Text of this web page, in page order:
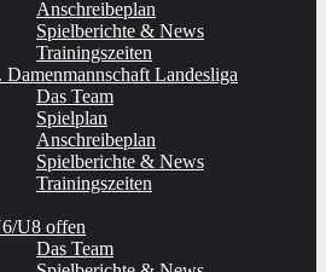
Anschreibeplan
Spielberichte & News
Trainingszeiten
Damenmannschaft Landesliga
Das Team
Spielplan
Anschreibeplan
Spielberichte & News
Trainingszeiten
U8 offen
Das Team